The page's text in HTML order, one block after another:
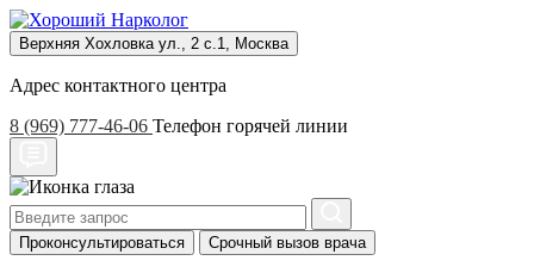
Верхняя Хохловка ул., 2 с.1, Москва
Адрес контактного центра
8 (969) 777-46-06 Телефон горячей линии
Проконсультироваться Срочный вызов врача